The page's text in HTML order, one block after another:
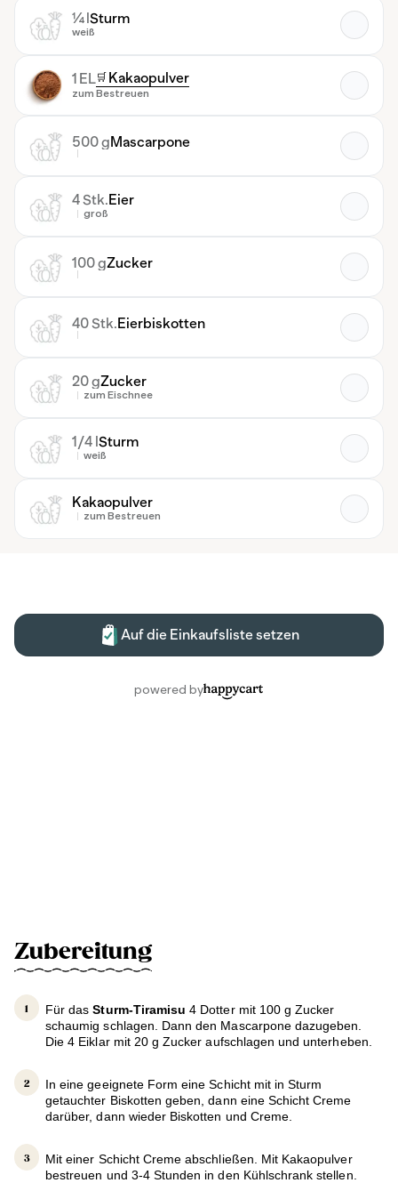
Zubereitung
Für dasSturm-Tiramisu 4 Dotter mit 100 g Zucker
schaumig schlagen. Dann den Mascarpone dazugeben.
Die 4 Eiklar mit 20 g Zucker aufschlagen und unterheben.
In eine geeignete Form eine Schicht mit in Sturm
getauchter Biskotten geben, dann eine Schicht Creme
darüber, dann wieder Biskotten und Creme.
Mit einer Schicht Creme abschließen. Mit Kakaopulver
bestreuen und 3-4 Stunden in den Kühlschrank stellen.